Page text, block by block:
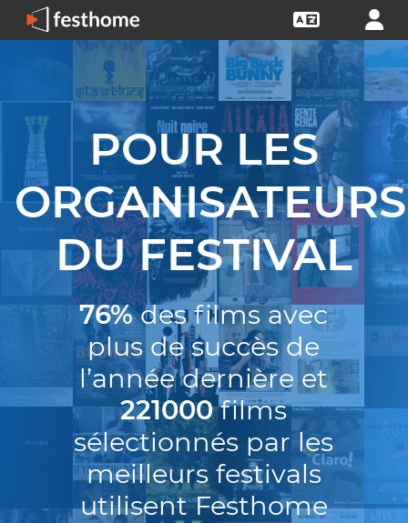
POUR LES
ORGANISATEURS
DU FESTIVAL
76%des films avec
plus de succès de
l’année dernière et
221000films
sélectionnés par les
meilleurs festivals
utilisent Festhome